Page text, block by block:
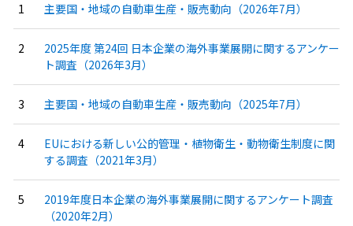
主要国・地域の自動車生産・販売動向（2026年7月）
2025年度 第24回 日本企業の海外事業展開に関するアンケー
ト調査（2026年3月）
主要国・地域の自動車生産・販売動向（2025年7月）
EUにおける新しい公的管理・植物衛生・動物衛生制度に関
する調査（2021年3月）
2019年度日本企業の海外事業展開に関するアンケート調査
（2020年2月）